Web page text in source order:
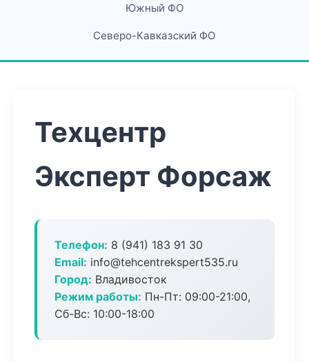
Южный ФО
Северо-Кавказский ФО
Техцентр
Эксперт Форсаж
Телефон: 8 (941) 183 91 30
Email: info@tehcentrekspert535.ru
Город: Владивосток
Режим работы: Пн-Пт: 09:00-21:00,
Сб-Вс: 10:00-18:00